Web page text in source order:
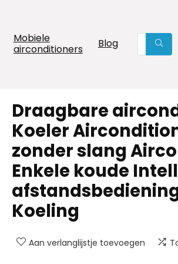
Mobiele
airconditioners
Blog
Draagbare
Koeler
zonder slang
Enkele koude
Koeling
Aan verlanglijstje toevoegen